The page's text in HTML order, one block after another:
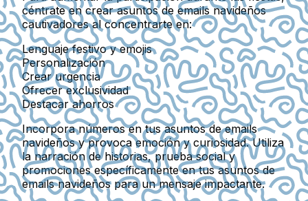
céntrate en crear asuntos de emails navideños
cautivadores al concentrarte en:
Lenguaje festivo y emojis
Personalización
Crear urgencia
Ofrecer exclusividad
Destacar ahorros
Incorpora números en tus asuntos de emails
navideños y provoca emoción y curiosidad. Utiliza
la narración de historias, prueba social y
promociones específicamente en tus asuntos de
emails navideños para un mensaje impactante.